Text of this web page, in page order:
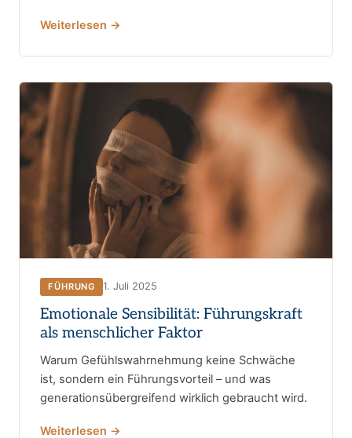
Weiterlesen →
FÜHRUNG 1. Juli 2025
Emotionale Sensibilität: Führungskraft
als menschlicher Faktor
Warum Gefühlswahrnehmung keine Schwäche
ist, sondern ein Führungsvorteil – und was
generationsübergreifend wirklich gebraucht wird.
Weiterlesen →